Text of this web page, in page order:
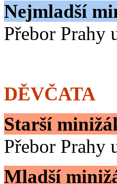
Nejmladší
Přebor Prahy
DĚVČATA
Starší
Přebor Prahy
Mladší